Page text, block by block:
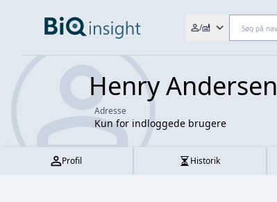
/
Henry Andersen
Adresse
Kun for indloggede brugere
Profil Historik